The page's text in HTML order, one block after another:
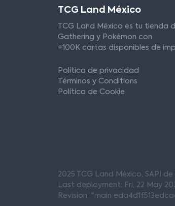
TCG Land México
TCG Land México es tu tienda
Gathering y Pokémon con
+100K cartas disponibles de
Política de privacidad
Términos y Conditions
Política de Cookie
2025 TCG Land México, SAPI
Last deployment: Fri, 22 May
Revision: "main